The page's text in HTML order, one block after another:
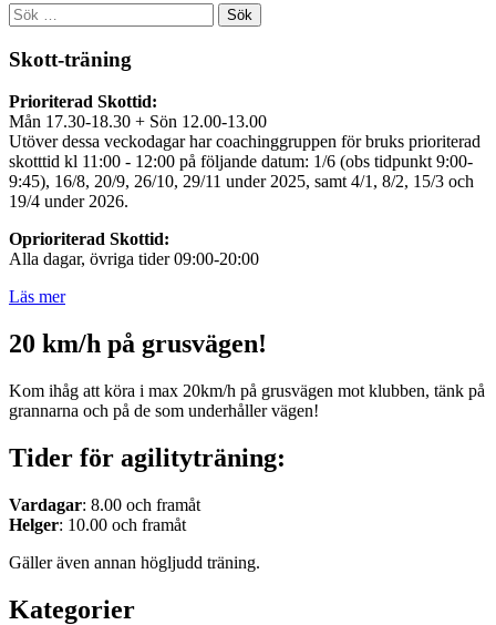
Sök
efter:
Skott-träning
Prioriterad Skottid:
Mån 17.30-18.30 + Sön 12.00-13.00
Utöver dessa veckodagar har coachinggruppen för bruks prioriterad
skotttid kl 11:00 - 12:00 på följande datum: 1/6 (obs tidpunkt 9:00-
9:45), 16/8, 20/9, 26/10, 29/11 under 2025, samt 4/1, 8/2, 15/3 och
19/4 under 2026.
Oprioriterad Skottid:
Alla dagar, övriga tider 09:00-20:00
Läs mer
20 km/h på grusvägen!
Kom ihåg att köra i max 20km/h på grusvägen mot klubben, tänk på
grannarna och på de som underhåller vägen!
Tider för agilityträning:
Vardagar: 8.00 och framåt
Helger: 10.00 och framåt
Gäller även annan högljudd träning.
Kategorier